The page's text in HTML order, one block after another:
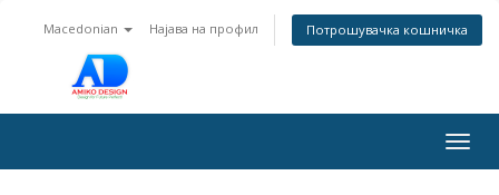
Macedonian Најава на профил Потрошувачка кошничка